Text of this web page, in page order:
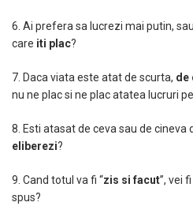
6. Ai prefera sa lucrezi mai putin,
care iti plac?
7. Daca viata este atat de scurta, d e
nu ne plac si ne plac atatea lucruri
8. Esti atasat de ceva sau de cineva
eliberezi?
9. Cand totul va fi “zis si facut”, vei
spus?